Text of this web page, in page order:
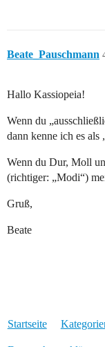
Beate_Pauschmann
Hallo Kassiopeia!
Wenn du
dann kenne ich es als
Wenn du Dur, Moll
(richtiger: „Modi“)
Gruß,
Beate
Startseite